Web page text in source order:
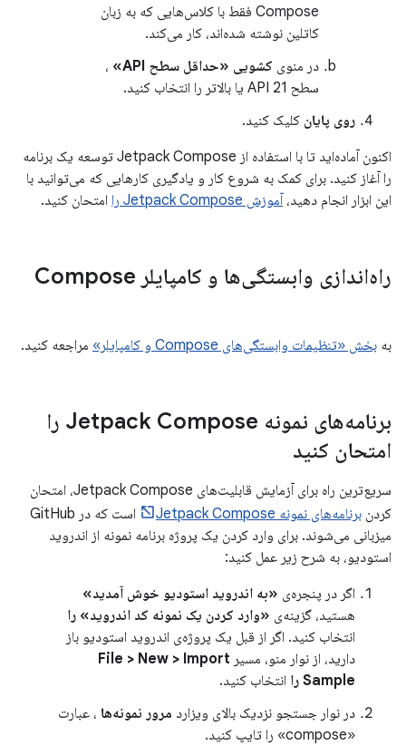
Compose فقط با کلاس‌هایی که به زبان
کاتلین نوشته شده‌اند، کار می‌کند.
در منوی کشویی «حداقل سطح API»
،
سطح API 21 یا بالاتر را انتخاب کنید.
روی پایان کلیک کنید.
اکنون آماده‌اید تا با استفاده از Jetpack Compose توسعه یک برنامه
را آغاز کنید. برای کمک به شروع کار و یادگیری کارهایی که می‌توانید با
این ابزار انجام دهید، آموزش Jetpack Compose را امتحان کنید.
راه‌اندازی وابستگی‌ها و کامپایلر Compose
به بخش «تنظیمات وابستگی‌های Compose و کامپایلر» مراجعه کنید.
برنامه‌های نمونه Jetpack Compose را
امتحان کنید
سریع‌ترین راه برای آزمایش قابلیت‌های Jetpack Compose، امتحان
کردن برنامه‌های نمونه Jetpack Compose
است که در GitHub
میزبانی می‌شوند. برای وارد کردن یک پروژه برنامه نمونه از اندروید
استودیو، به شرح زیر عمل کنید:
اگر در پنجره‌ی «به اندروید استودیو خوش آمدید»
هستید، گزینه‌ی «وارد کردن یک نمونه کد اندروید» را
انتخاب کنید. اگر از قبل یک پروژه‌ی اندروید استودیو باز
دارید، از نوار منو، مسیر File > New > Import
Sample را
انتخاب کنید.
در نوار جستجو نزدیک بالای ویزارد مرور نمونه‌ها ، عبارت
«compose» را تایپ کنید.